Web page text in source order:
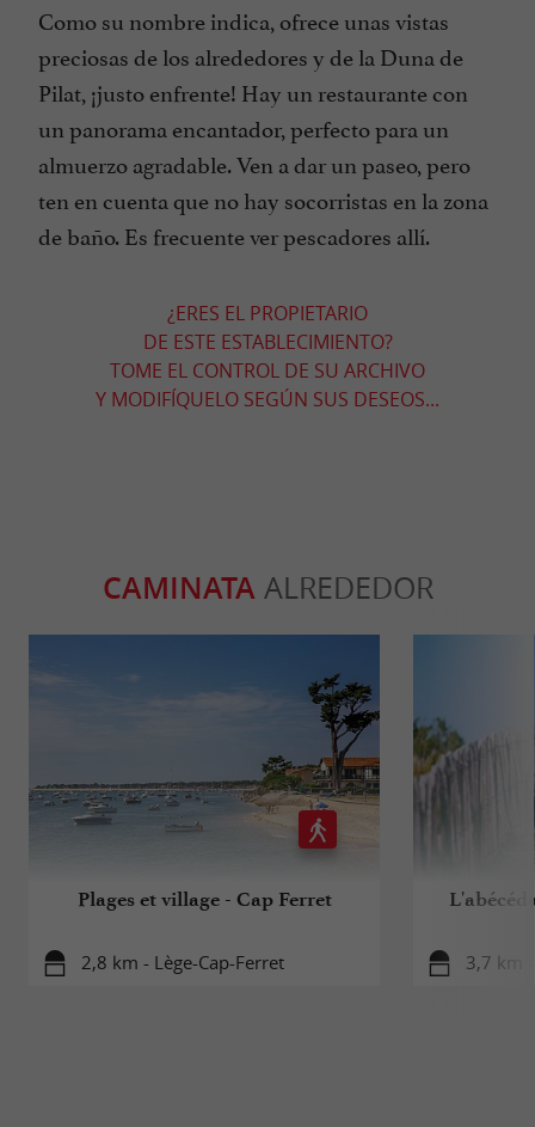
Como su nombre indica, ofrece unas vistas
preciosas de los alrededores y de la Duna de
Pilat, ¡justo enfrente! Hay un restaurante con
un panorama encantador, perfecto para un
almuerzo agradable. Ven a dar un paseo, pero
ten en cuenta que no hay socorristas en la zona
de baño. Es frecuente ver pescadores allí.
¿ERES EL PROPIETARIO
DE ESTE ESTABLECIMIENTO?
TOME EL CONTROL DE SU ARCHIVO
Y MODIFÍQUELO SEGÚN SUS DESEOS...
CAMINATAALREDEDOR
Plages et village - Cap Ferret
2,8 km - Lège-Cap-Ferret 3,7 km